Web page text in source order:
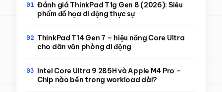
Đánh giá ThinkPad T1g Gen 8 (2026): Siêu
phẩm đồ họa di động thực sự
ThinkPad T14 Gen 7 – hiệu năng Core Ultra
cho dân văn phòng di động
Intel Core Ultra 9 285H và Apple M4 Pro –
Chip nào bền trong workload dài?